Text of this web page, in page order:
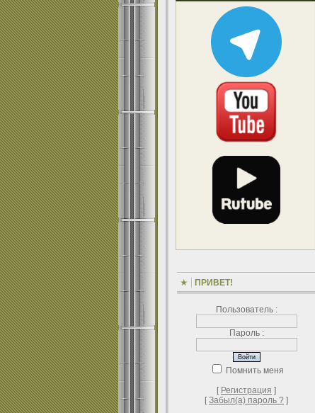
ПРИВЕТ!
Пользователь :
Пароль :
Помнить меня
[ Регистрация ]
[Забыл(а) пароль ? ]